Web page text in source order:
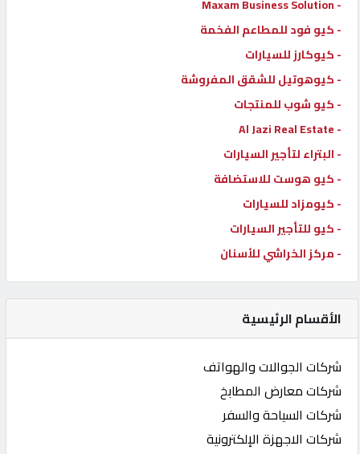
QHOST
- Maxam Business Solution
- كيو فود للمطاعم الفخمة
- كيوكارز للسيارات
- كيوهوتيل للشقق المفروشة
- كيو شوب للمنتجات
- Al Jazi Real Estate
- البتراء لتأجير السيارات
- كيو هوست للاستضافة
- كيومزاد للسيارات
- كيو للتأجير السيارات
- مركز الخراشي للأسنان
الأقسام الرئيسية
شركات الجوالات والهواتف
شركات معارض المطابخ
شركات السياحة والسفر
شركات الاجهزة الإلكترونية